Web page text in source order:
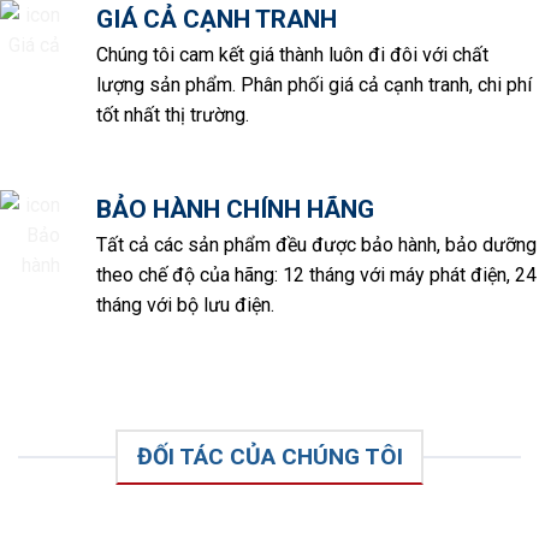
GIÁ CẢ CẠNH TRANH
Chúng tôi cam kết giá thành luôn đi đôi với chất
lượng sản phẩm. Phân phối giá cả cạnh tranh, chi phí
tốt nhất thị trường.
BẢO HÀNH CHÍNH HÃNG
Tất cả các sản phẩm đều được bảo hành, bảo dưỡng
theo chế độ của hãng: 12 tháng với máy phát điện, 24
tháng với bộ lưu điện.
ĐỐI TÁC CỦA CHÚNG TÔI